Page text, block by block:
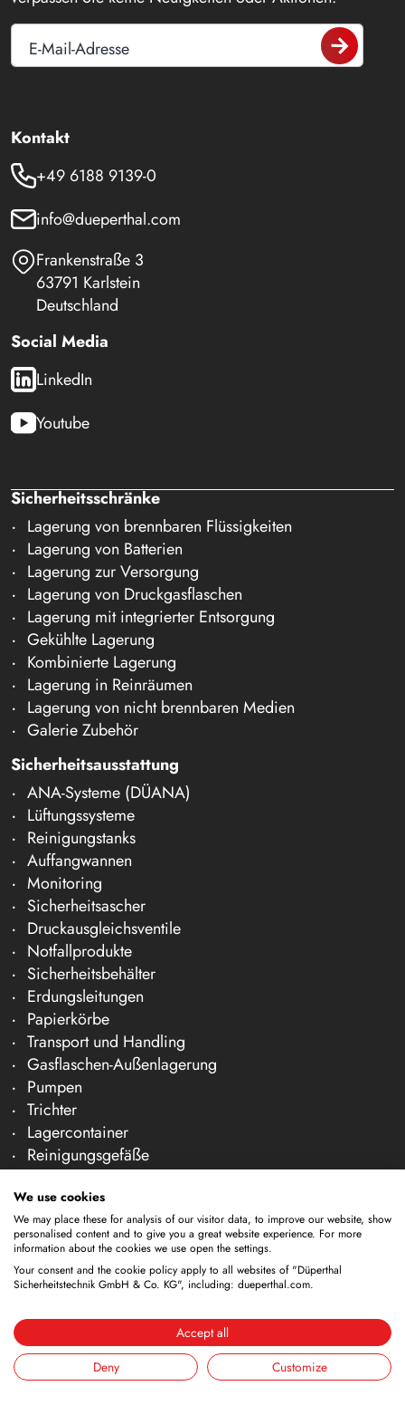
E-Mail-Adresse
Kontakt
+49 6188 9139-0
info@dueperthal.com
Frankenstraße 3
63791 Karlstein
Deutschland
Social Media
LinkedIn
Youtube
Sicherheitsschränke
Lagerung von brennbaren Flüssigkeiten
Lagerung von Batterien
Lagerung zur Versorgung
Lagerung von Druckgasflaschen
Lagerung mit integrierter Entsorgung
Gekühlte Lagerung
Kombinierte Lagerung
Lagerung in Reinräumen
Lagerung von nicht brennbaren Medien
Galerie Zubehör
Sicherheitsausstattung
ANA-Systeme (DÜANA)
Lüftungssysteme
Reinigungstanks
Auffangwannen
Monitoring
Sicherheitsascher
Druckausgleichsventile
Notfallprodukte
Sicherheitsbehälter
Erdungsleitungen
Papierkörbe
Transport und Handling
Gasflaschen-Außenlagerung
Pumpen
Trichter
Lagercontainer
Reinigungsgefäße
Unternehmen
Über uns
Team
Karriere
Kontakt & Beratung
We use cookies
We may place these for analysis of our visitor data, to improve our website, show
personalised content and to give you a great website experience. For more
information about the cookies we use open the settings.
Your consent and the cookie policy apply to all websites of "Düperthal
Sicherheitstechnik GmbH & Co. KG", including: dueperthal.com.
Accept all
Deny
Customize